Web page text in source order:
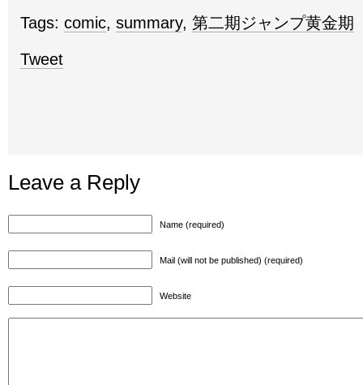
Tags: comic, summary, 第二期ジャンプ黄金期
Tweet
Leave a Reply
Name (required)
Mail (will not be published) (required)
Website